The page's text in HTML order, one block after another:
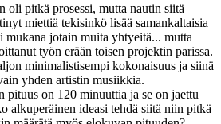
oli pitkä prosessi, mutta nautin siitä
miettiä tekisinkö lisää samankaltaisia
mukana jotain muita yhtyeitä... mutta
työn erään toisen projektin parissa.
minimalistisempi kokonaisuus ja siinä
yhden artistin musiikkia.
pituus on 120 minuuttia ja se on jaettu
alkuperäinen ideasi tehdä siitä niin pitkä